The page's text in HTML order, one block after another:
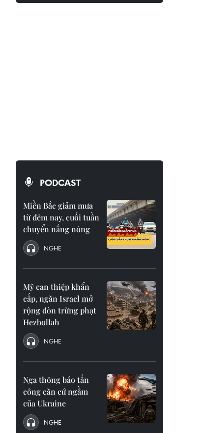
PODCAST
Miền Bắc giảm mưa
từ đêm nay, cuối tuần
chuyển nắng nóng
NGHE
Mỹ can thiệp khẩn
cấp, ngăn Israel mở
rộng đòn trừng phạt
Hezbollah
NGHE
Nga thông báo tấn
công căn cứ ngầm
của Ukraine
NGHE